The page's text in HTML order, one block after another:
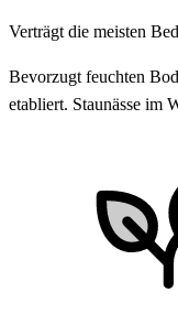
Verträgt die meisten
Bevorzugt feuchten
etabliert. Staunässe im